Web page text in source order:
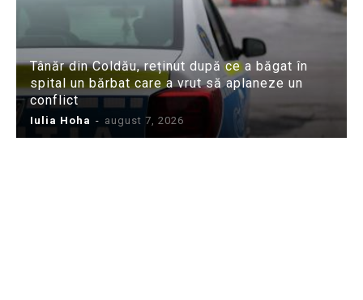
Tânăr din Coldău, reținut după ce a băgat în
spital un bărbat care a vrut să aplaneze un
conflict
Iulia Hoha - august 7, 2026